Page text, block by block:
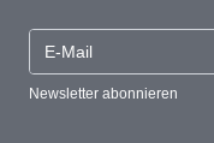
Newsletter abonnieren